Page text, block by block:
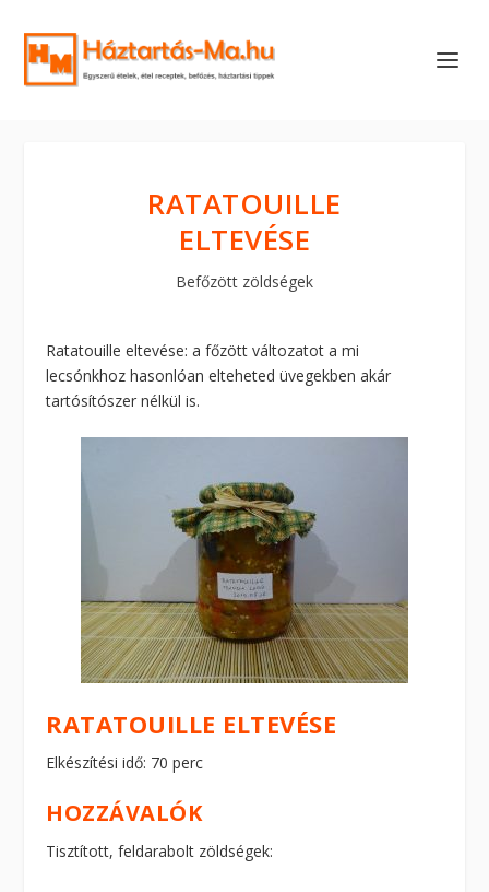
RATATOUILLE
ELTEVÉSE
Befőzött zöldségek
Ratatouille eltevése: a főzött változatot a mi
lecsónkhoz hasonlóan elteheted üvegekben akár
tartósítószer nélkül is.
RATATOUILLE ELTEVÉSE
Elkészítési idő: 70 perc
HOZZÁVALÓK
Tisztított, feldarabolt zöldségek: